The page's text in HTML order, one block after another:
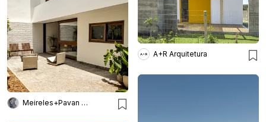
Meireles+Pavan Arquitetura
A+R Arquitetura